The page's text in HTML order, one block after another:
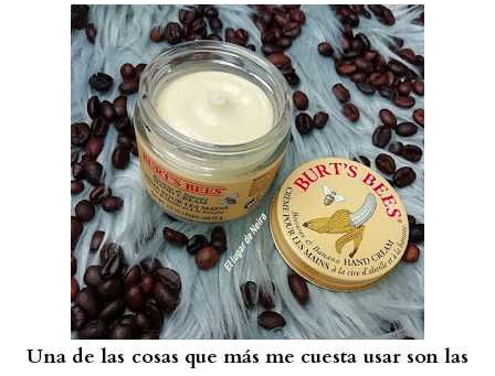
Una de las cosas que más me cuesta usar son las